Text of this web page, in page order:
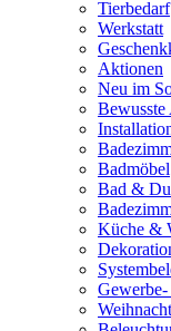
Tierbedarf
Werkstatt
Aktionen
Neu im
Bewusste
Badmöbel
Bad &
Küche &